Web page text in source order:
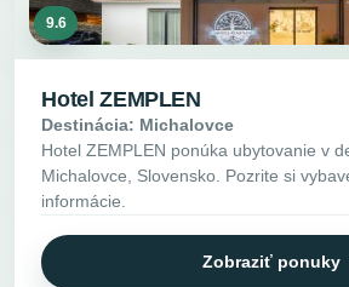
9.6
Hotel ZEMPLEN
Destinácia: Michalovce
Hotel ZEMPLEN ponúka ubytovanie v
Michalovce, Slovensko. Pozrite si
informácie.
Zobraziť ponuky